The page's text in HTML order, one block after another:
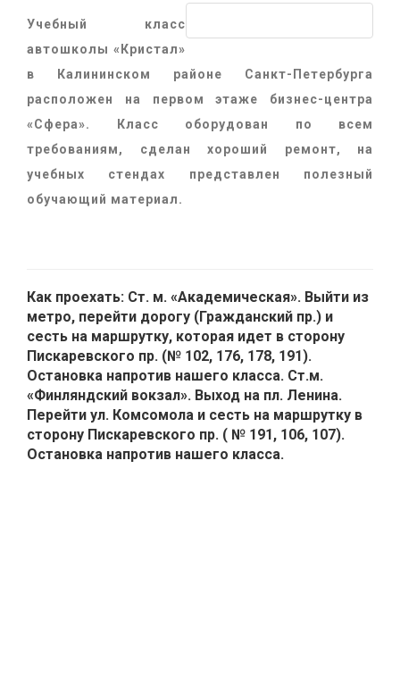
Как проехать: Ст. м. «Академическая». Выйти из
метро, перейти дорогу (Гражданский пр.) и
сесть на маршрутку, которая идет в сторону
Пискаревского пр. (№ 102, 176, 178, 191).
Остановка напротив нашего класса. Ст.м.
«Финляндский вокзал». Выход на пл. Ленина.
Перейти ул. Комсомола и сесть на маршрутку в
сторону Пискаревского пр. ( № 191, 106, 107).
Остановка напротив нашего класса.
Учебный класс
автошколы «Кристал»
в Калининском районе Санкт-Петербурга
расположен на первом этаже бизнес-центра
«Сфера». Класс оборудован по всем
требованиям, сделан хороший ремонт, на
учебных стендах представлен полезный
обучающий материал.